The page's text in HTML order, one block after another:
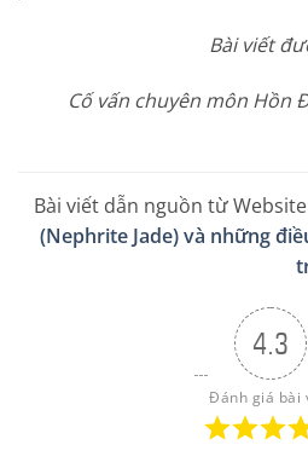
Bài viết
Cố vấn chuyên môn Hồn
Bài viết dẫn nguồn từ Website
(Nephrite Jade) và những
4.3
Đánh giá bài